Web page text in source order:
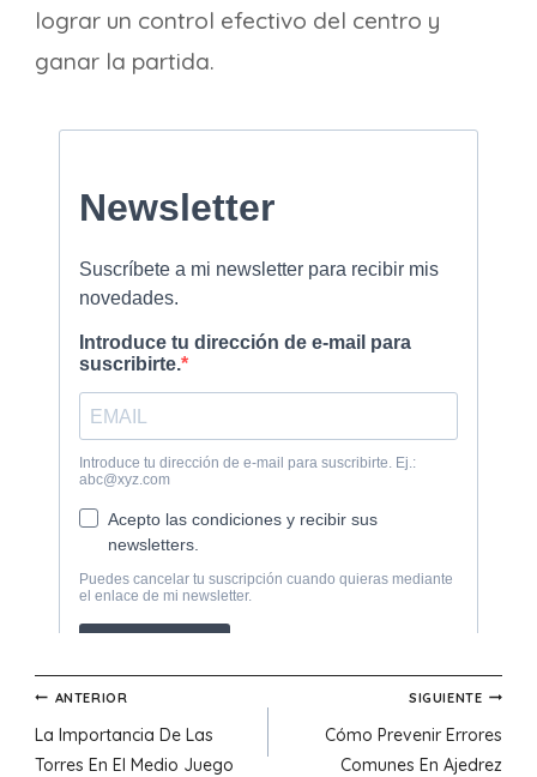
lograr un control efectivo del centro y
ganar la partida.
Navegación
de
ANTERIOR
La Importancia De Las
Torres En El Medio Juego
SIGUIENTE
Cómo Prevenir Errores
Comunes En Ajedrez